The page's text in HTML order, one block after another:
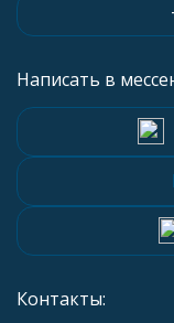
Написать в
Контакты: